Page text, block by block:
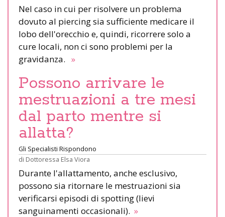
Nel caso in cui per risolvere un problema
dovuto al piercing sia sufficiente medicare il
lobo dell'orecchio e, quindi, ricorrere solo a
cure locali, non ci sono problemi per la
gravidanza. »
Possono arrivare le
mestruazioni a tre mesi
dal parto mentre si
allatta?
Gli Specialisti Rispondono
di Dottoressa Elsa Viora
Durante l'allattamento, anche esclusivo,
possono sia ritornare le mestruazioni sia
verificarsi episodi di spotting (lievi
sanguinamenti occasionali). »